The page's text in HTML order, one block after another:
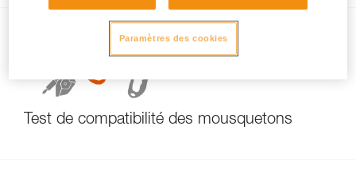
Test de compatibilité des mousquetons
Paramètres des cookies